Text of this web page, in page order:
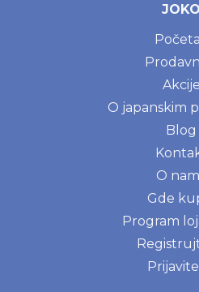
JOKO
Akcije
O japanskim
Blog
O
Gde
Program